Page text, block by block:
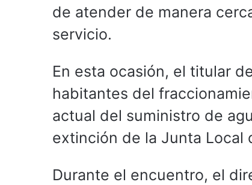
de atender de manera
servicio.
En esta ocasión, el titular
habitantes del
actual del suministro de
extinción de la Junta Local
Durante el encuentro, el